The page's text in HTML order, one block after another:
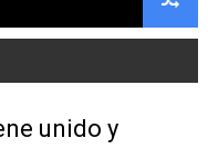
y atención a
2026” recorre las
realizó una jornada
de triaje psicosoci
unido y